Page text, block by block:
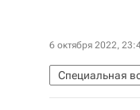
6 октября 2022,
Специальная
НАТО